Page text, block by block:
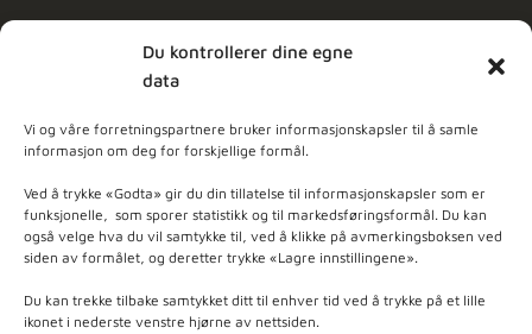
Du kontrollerer dine egne
data
Vi og våre forretningspartnere bruker informasjonskapsler til å samle
informasjon om deg for forskjellige formål.
Ved å trykke «Godta» gir du din tillatelse til informasjonskapsler som er
funksjonelle, som sporer statistikk og til markedsføringsformål. Du kan
også velge hva du vil samtykke til, ved å klikke på avmerkingsboksen ved
siden av formålet, og deretter trykke «Lagre innstillingene».
Du kan trekke tilbake samtykket ditt til enhver tid ved å trykke på et lille
ikonet i nederste venstre hjørne av nettsiden.
- Basert på103anmeldelser